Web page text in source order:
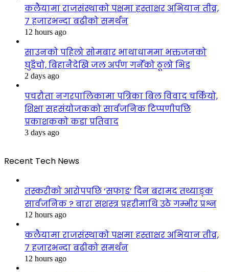
कलैयामा राजसंस्थाको पक्षमा हस्ताक्षर अभियान तीव्र,
७ हजारभन्दा बढीको समर्थन
12 hours ago
साउनको पहिलो सोमबार भाथाधाममा भक्तजनको
घुइँचो, बिहानैदेखि जल अर्पण गर्नेको ठूलो भिड
2 days ago
पचरौता नगरपालिकामा पत्रिका बिल विवाद चर्कियो,
शिक्षा सहसंयोजकको सार्वजनिक टिप्पणीपछि
प्रकाशकको कडा प्रतिवाद
3 days ago
Recent Tech News
तस्करीको आरोपपछि ‘सफाइ’ दिन बरामद तथ्याङ्क
सार्वजनिक ? बारा सशस्त्र प्रहरीमाथि उठे गम्भीर प्रश्न
12 hours ago
कलैयामा राजसंस्थाको पक्षमा हस्ताक्षर अभियान तीव्र,
७ हजारभन्दा बढीको समर्थन
12 hours ago